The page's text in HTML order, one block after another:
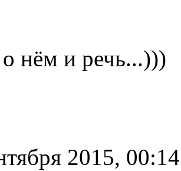
нём и речь...)))
2015, 00:14